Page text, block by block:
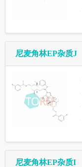
尼麦角林EP杂质J
尼麦角林EP杂质I